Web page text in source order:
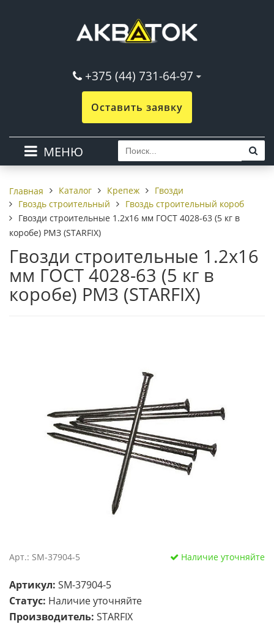
+375 (44) 731-64-97
Оставить заявку
МЕНЮ
Главная Каталог Крепеж
Гвозди
Гвоздь строительный
Гвоздь строительный короб
Гвозди строительные 1.2х16 мм ГОСТ 4028-63 (5 кг в
коробе) РМЗ (STARFIX)
Гвозди строительные 1.2х16
мм ГОСТ 4028-63 (5 кг в
коробе) РМЗ (STARFIX)
Арт.: SM-37904-5 Наличие уточняйте
Артикул: SM-37904-5
Статус: Наличие уточняйте
Производитель: STARFIX